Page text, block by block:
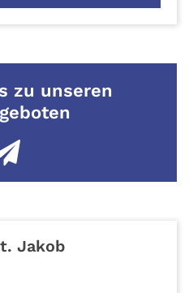
zu unseren
Jakob